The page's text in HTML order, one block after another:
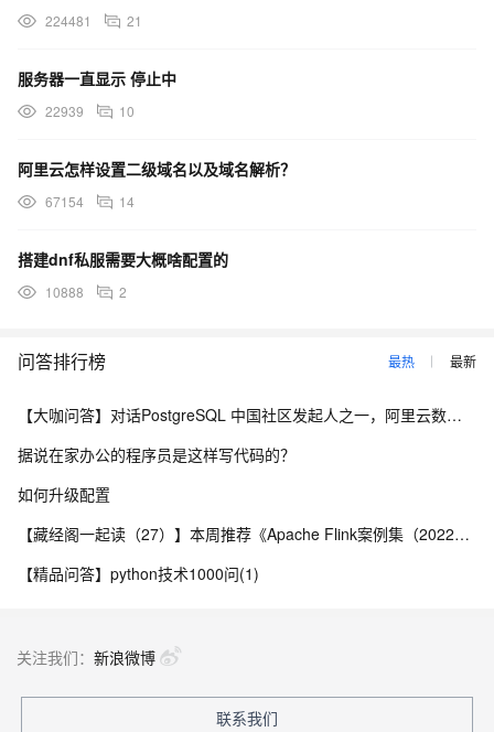
224481 21
服务器一直显示 停止中
22939 10
阿里云怎样设置二级域名以及域名解析？
67154 14
搭建dnf私服需要大概啥配置的
10888 2
问答排行榜 最热 最新
【大咖问答】对话PostgreSQL 中国社区发起人之一，阿里云数据库高级专家 德哥
据说在家办公的程序员是这样写代码的？
如何升级配置
【藏经阁一起读（27）】本周推荐《Apache Flink案例集（2022版）》，你有哪些心得？
【精品问答】python技术1000问(1)
关注我们： 新浪微博
联系我们